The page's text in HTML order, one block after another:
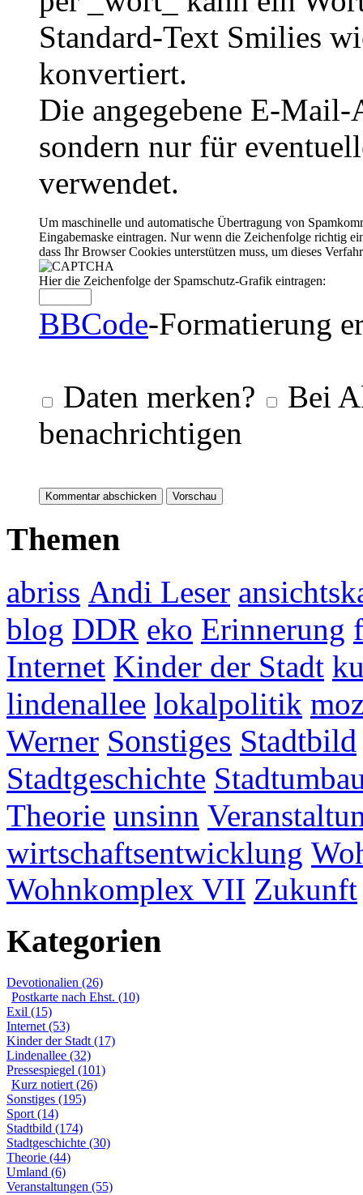
Standard-Text Smilies
konvertiert.
Die angegebene E-
sondern nur für
verwendet.
Um maschinelle und automatische Übertragung von
Eingabemaske eintragen. Nur wenn die Zeichenfolge richtig
dass Ihr Browser Cookies unterstützen muss, um dieses
Hier die Zeichenfolge der Spamschutz-Grafik eintragen:
BBCode-Formatierung
Daten merken?
Bei
benachrichtigen
Themen
abriss Andi Leser
blog DDR eko Erinnerung
Internet Kinder der Stadt
lindenallee lokalpolitik
Werner Sonstiges Stadtbild
Stadtgeschichte
Theorie unsinn
wirtschaftsentwicklung
Wohnkomplex VII Zukunft
Kategorien
Devotionalien (26)
Postkarte nach Ehst. (10)
Exil (15)
Internet (53)
Kinder der Stadt (17)
Lindenallee (32)
Pressespiegel (101)
Kurz notiert (26)
Sonstiges (195)
Sport (14)
Stadtbild (174)
Stadtgeschichte (30)
Theorie (44)
Umland (6)
Veranstaltungen (55)